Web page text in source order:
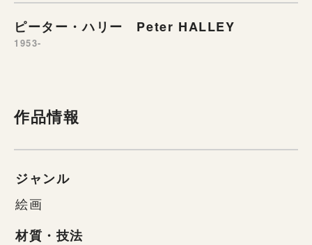
ピーター・ハリー Peter HALLEY
1953-
作品情報
ジャンル
絵画
材質・技法